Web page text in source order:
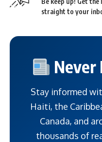
straight to your
Never
Stay informed
Haiti, the
Canada, and
thousands of